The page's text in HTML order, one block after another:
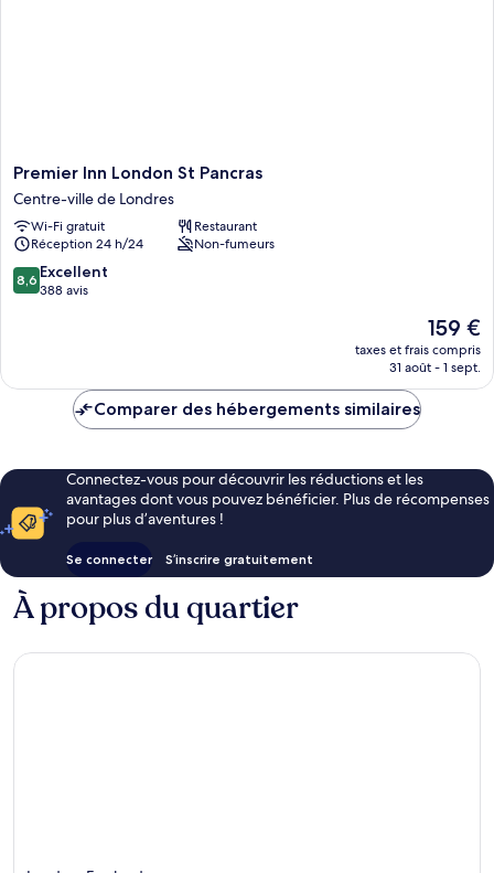
Premier
Inn
London
St
Pancras
Centre-
ville
Premier Inn London St Pancras
Centre-ville de Londres
Wi-Fi gratuit
Restaurant
Réception 24 h/24
Non-fumeurs
8.6
sur
8,6 Excellent
388 avis
Le
nouveau
prix
159 €
taxes et frais compris
31 août - 1 sept.
Comparer des hébergements similaires
Connectez-vous pour découvrir les réductions et les
avantages dont vous pouvez bénéficier. Plus de récompenses
pour plus d’aventures !
Se connecter S’inscrire gratuitement
À propos du quartier